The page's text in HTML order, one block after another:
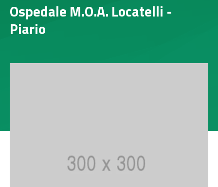
Ospedale M.O.A. Locatelli -
Piario